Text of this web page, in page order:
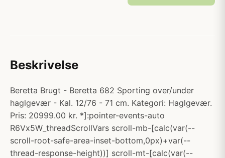
Beskrivelse
Beretta Brugt - Beretta 682 Sporting over/under
haglgevær - Kal. 12/76 - 71 cm. Kategori: Haglgevær.
Pris: 20999.00 kr. *]:pointer-events-auto
R6Vx5W_threadScrollVars scroll-mb-[calc(var(--
scroll-root-safe-area-inset-bottom,0px)+var(--
thread-response-height))] scroll-mt-[calc(var(--